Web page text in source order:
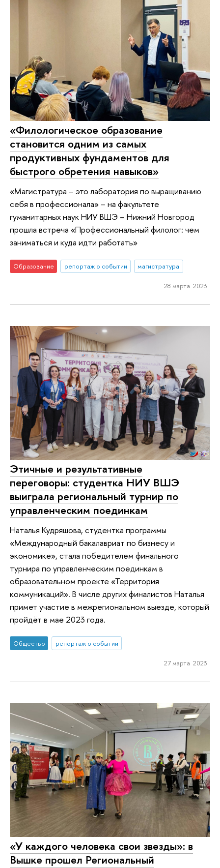
«Филологическое образование
становится одним из самых
продуктивных фундаментов для
быстрого обретения навыков»
«Магистратура – это лаборатория по выращиванию
себя в профессионала» – на факультете
гуманитарных наук НИУ ВШЭ – Нижний Новгород
прошла встреча «Профессиональный филолог: чем
заниматься и куда идти работать»
Образование репортаж о событии магистратура
28 марта 2023
Этичные и результативные
переговоры: студентка НИУ ВШЭ
выиграла региональный турнир по
управленческим поединкам
Наталья Кудряшова, студентка программы
«Международный бакалавриат по бизнесу и
экономике», стала победителем финального
турнира по управленческим поединкам в
образовательном проекте «Территория
коммуникаций». В числе других финалистов Наталья
примет участие в межрегиональном выезде, который
пройдёт в мае 2023 года.
Общество репортаж о событии
27 марта 2023
«У каждого человека свои звезды»: в
Вышке прошел Региональный